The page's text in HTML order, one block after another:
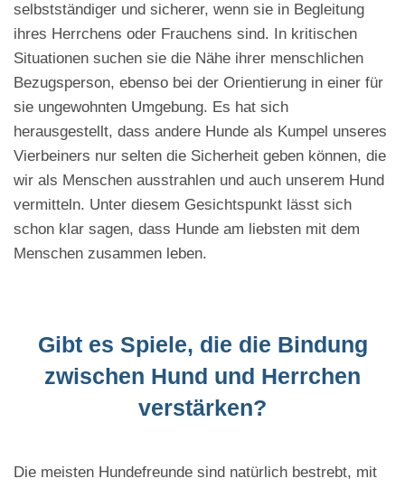
selbstständiger und sicherer, wenn sie in Begleitung
ihres Herrchens oder Frauchens sind. In kritischen
Situationen suchen sie die Nähe ihrer menschlichen
Bezugsperson, ebenso bei der Orientierung in einer für
sie ungewohnten Umgebung. Es hat sich
herausgestellt, dass andere Hunde als Kumpel unseres
Vierbeiners nur selten die Sicherheit geben können, die
wir als Menschen ausstrahlen und auch unserem Hund
vermitteln. Unter diesem Gesichtspunkt lässt sich
schon klar sagen, dass Hunde am liebsten mit dem
Menschen zusammen leben.
Gibt es Spiele, die die Bindung
zwischen Hund und Herrchen
verstärken?
Die meisten Hundefreunde sind natürlich bestrebt, mit